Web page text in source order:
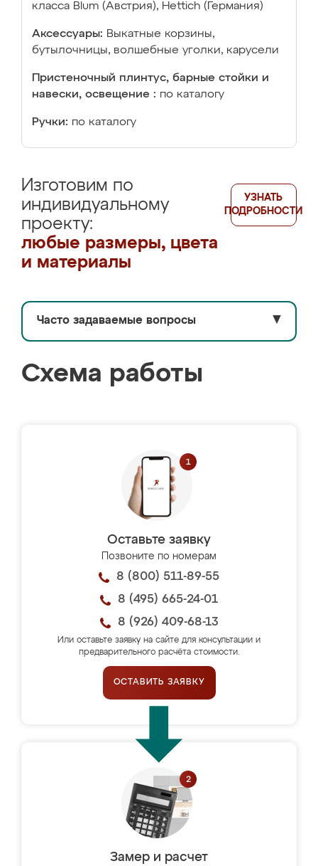
класса Blum (Австрия), Hettich (Германия)
Аксессуары: Выкатные корзины,
бутылочницы, волшебные уголки, карусели
Пристеночный плинтус, барные стойки и
навески, освещение : по каталогу
Ручки: по каталогу
Изготовим по
индивидуальному
проекту:
любые размеры, цвета
и материалы
УЗНАТЬ
ПОДРОБНОСТИ
Часто задаваемые вопросы ▼
Схема работы
Оставьте заявку
Позвоните по номерам
8 (800) 511-89-55
8 (495) 665-24-01
8 (926) 409-68-13
Или оставьте заявку на сайте для консультации и
предварительного расчёта стоимости.
ОСТАВИТЬ ЗАЯВКУ
Замер и расчет